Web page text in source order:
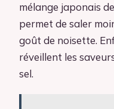
mélange japonais
permet de saler
goût de noisette.
réveillent les
sel.